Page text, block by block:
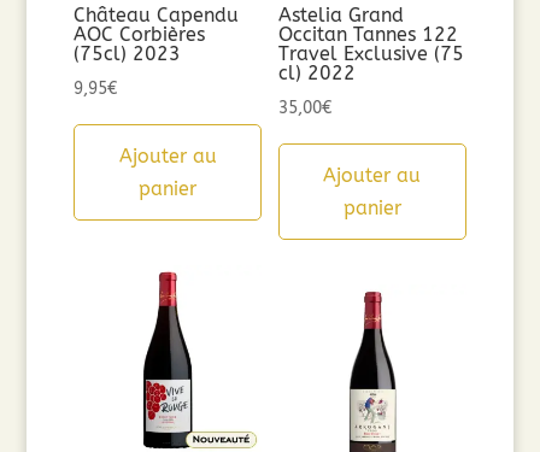
Château Capendu
AOC Corbières
(75cl) 2023
9,95€
Ajouter au
panier
Astelia Grand
Occitan Tannes 122
Travel Exclusive (75
cl) 2022
35,00€
Ajouter au
panier